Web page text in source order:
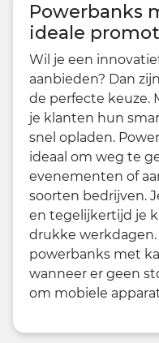
Powerbanks
ideale
Wil je een
aanbieden? Dan
de perfecte keuze.
je klanten hun
snel opladen.
ideaal om weg te
evenementen of
soorten bedrijven.
en tegelijkertijd je
drukke
powerbanks met
wanneer er geen
om mobiele